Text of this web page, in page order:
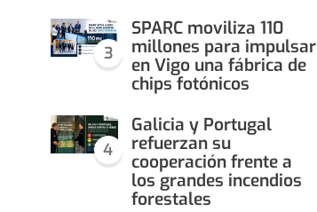
3
SPARC moviliza 110
millones para impulsar
en Vigo una fábrica de
chips fotónicos
4
Galicia y Portugal
refuerzan su
cooperación frente a
los grandes incendios
forestales